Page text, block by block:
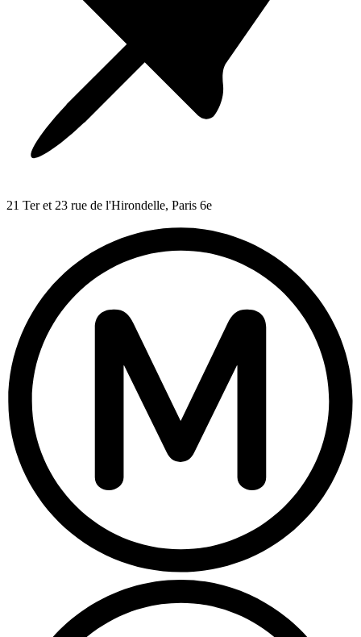
21 Ter et 23 rue de l'Hirondelle, Paris 6e